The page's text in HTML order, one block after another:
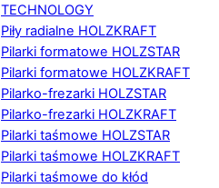
TECHNOLOGY
Piły radialne HOLZKRAFT
Pilarki formatowe HOLZSTAR
Pilarki formatowe HOLZKRAFT
Pilarko-frezarki HOLZSTAR
Pilarko-frezarki HOLZKRAFT
Pilarki taśmowe HOLZSTAR
Pilarki taśmowe HOLZKRAFT
Pilarki taśmowe do kłód